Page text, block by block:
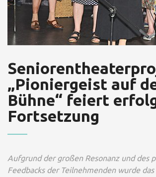
„Pioniergeist auf
Bühne“ feiert
Fortsetzung
Aufgrund der großen Resonanz und des
Feedbacks der Teilnehmenden wurde